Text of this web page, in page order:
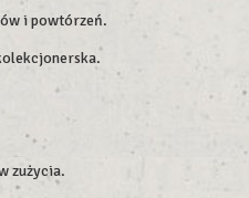
i powtórzeń.
zużycia.